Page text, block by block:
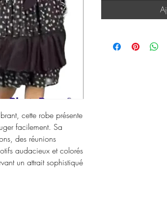
cette robe présente
facilement. Sa
des réunions
audacieux et colorés
un attrait sophistiqué